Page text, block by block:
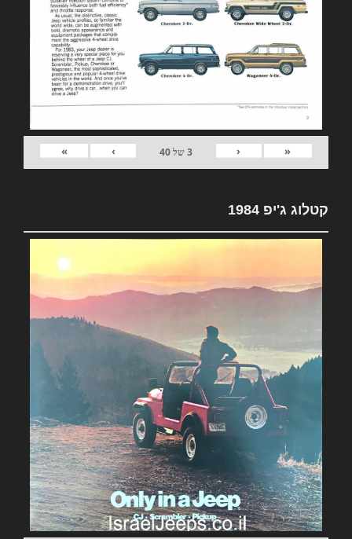
«
‹
3של40
›
»
קטלוג ג'יפ 1984